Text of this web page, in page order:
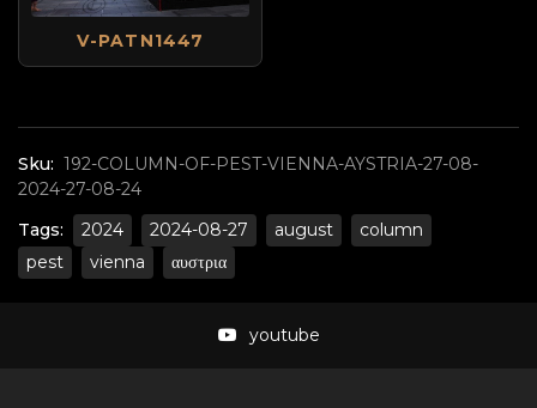
Sku: 192-COLUMN-OF-PEST-VIENNA-AYSTRIA-27-08-
2024-27-08-24
Tags:
2024 2024-08-27 august
column
pest
vienna αυστρια
V-PATN1447
youtube